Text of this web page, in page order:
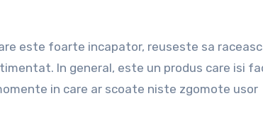
este foarte incapator, reuseste sa
In general, este un produs care isi
in care ar scoate niste zgomote usor